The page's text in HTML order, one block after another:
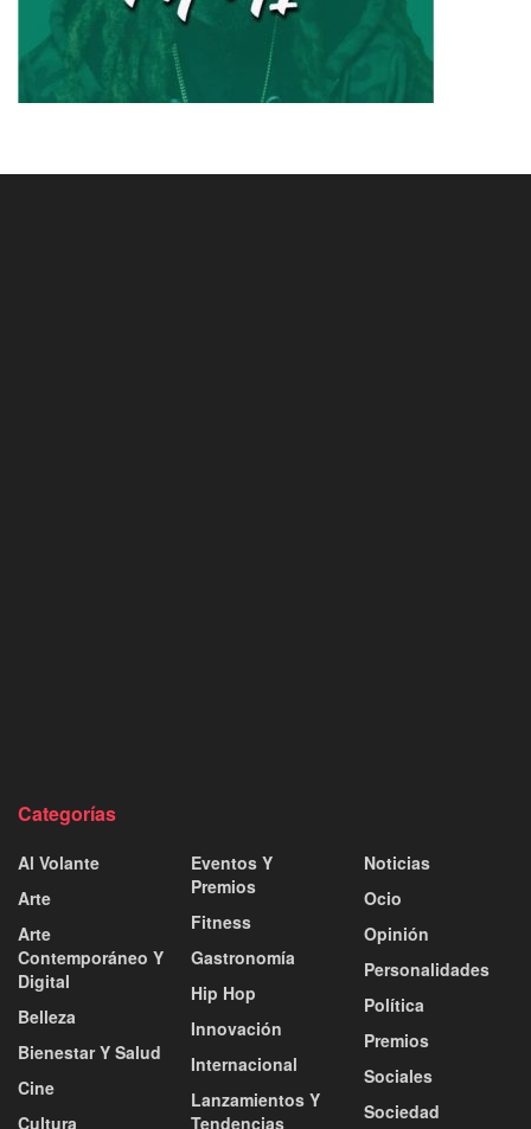
Categorías
Al Volante
Arte
Arte
Contemporáneo Y
Digital
Belleza
Bienestar Y Salud
Cine
Cultura
Eventos Y
Premios
Fitness
Gastronomía
Hip Hop
Innovación
Internacional
Lanzamientos Y
Tendencias
Noticias
Ocio
Opinión
Personalidades
Política
Premios
Sociales
Sociedad